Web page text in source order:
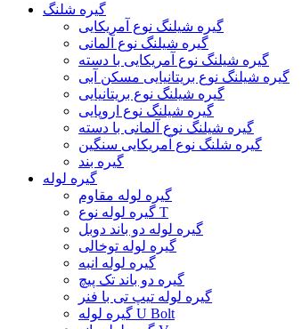
گیره شلنگ
گیره شیلنگ نوع آمریکایی
گیره شیلنگ نوع آلمانی
گیره شیلنگ نوع آمریکایی با دسته
گیره شیلنگ نوع بریتانیایی مسکن آبی
گیره شیلنگ نوع بریتانیایی
گیره شیلنگ نوع اروپایی
گیره شیلنگ نوع آلمانی با دسته
گیره شلنگ نوع آمریکایی سنگین
گیره بند
گیره لوله
گیره لوله مقاوم
گیره لوله نوع T
گیره لوله دو باند دوبل
گیره لوله توخالی
گیره لوله انبه
گیره دو باند تک پیچ
گیره لوله تیپ تی با فنر
گیره لوله U Bolt